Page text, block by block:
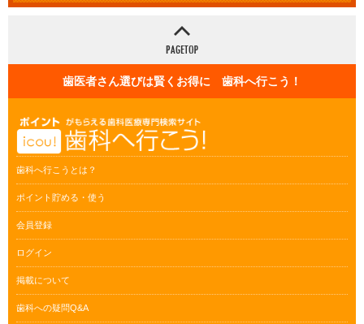
歯医者さん選びは賢くお得に 歯科へ行こう！
歯科へ行こうとは？
ポイント貯める・使う
会員登録
ログイン
掲載について
歯科への疑問Q&A